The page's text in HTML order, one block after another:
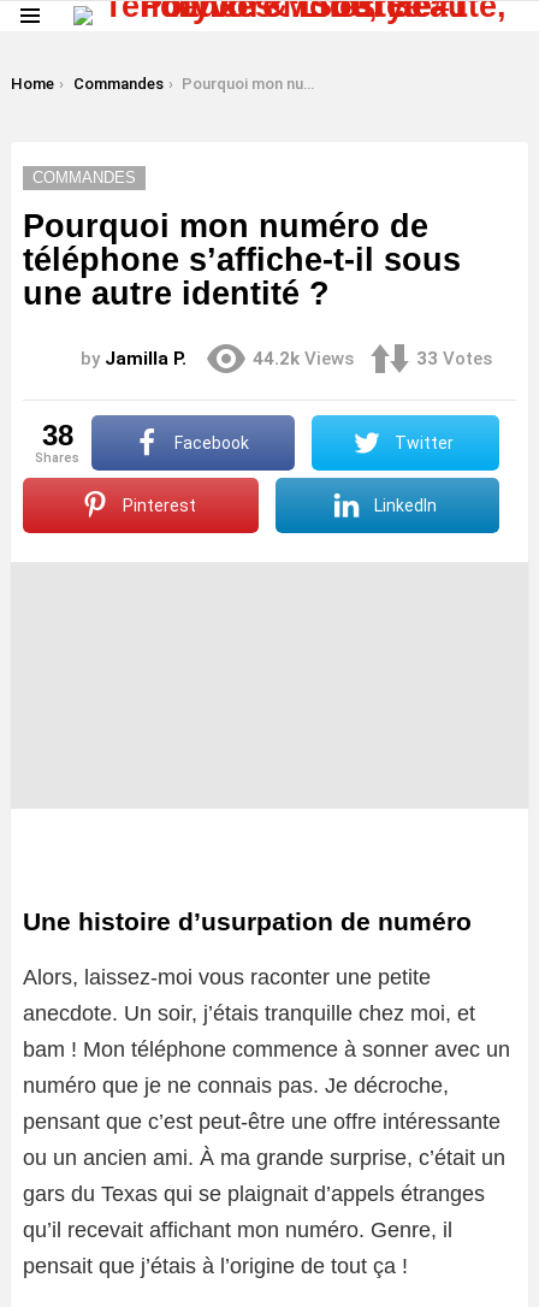
You are here:
Home Commandes Pourquoi mon numéro de téléphone s’affiche-t-il sous une autre identité ?
COMMANDES
Pourquoi mon numéro de
téléphone s’affiche-t-il sous
une autre identité ?
by Jamilla P. 44.2k Views 33 Votes
38
shares
Facebook Twitter
Pinterest LinkedIn
Une histoire d’usurpation de numéro
Alors, laissez-moi vous raconter une petite
anecdote. Un soir, j’étais tranquille chez moi, et
bam ! Mon téléphone commence à sonner avec un
numéro que je ne connais pas. Je décroche,
pensant que c’est peut-être une offre intéressante
ou un ancien ami. À ma grande surprise, c’était un
gars du Texas qui se plaignait d’appels étranges
qu’il recevait affichant mon numéro. Genre, il
pensait que j’étais à l’origine de tout ça !